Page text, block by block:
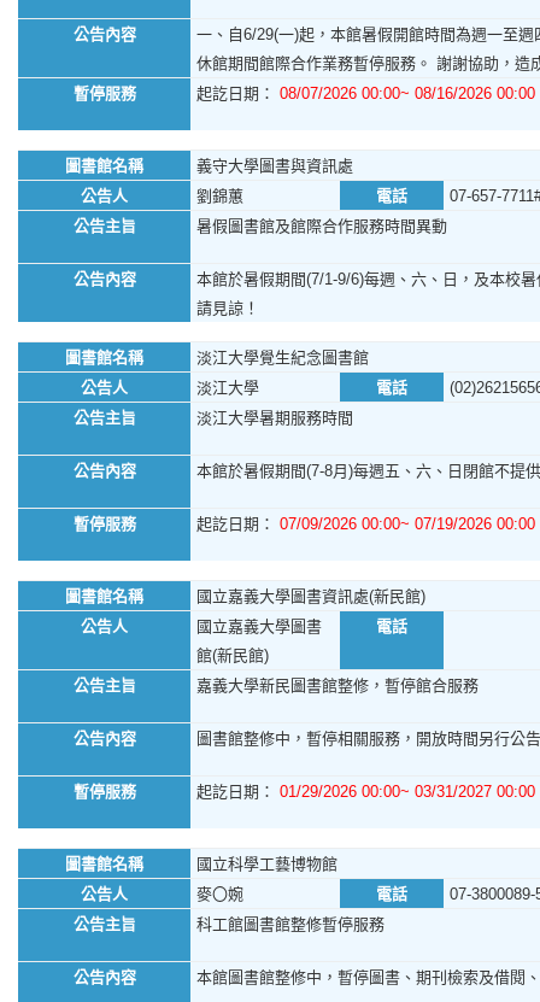
公告內容
一、自6/29(一)起，本館暑假開館時間為週一至
休館期間館際合作業務暫停服務。 謝謝協助，造
暫停服務
起訖日期： 08/07/2026 00:00~ 08/16/2026 00:00
圖書館名稱
義守大學圖書與資訊處
公告人
劉錦蕙 電話
07-657-
公告主旨
暑假圖書館及館際合作服務時間異動
公告內容
本館於暑假期間(7/1-9/6)每週、六、日，及本校
請見諒！
圖書館名稱
淡江大學覺生紀念圖書館
公告人
淡江大學 電話
公告主旨
淡江大學暑期服務時間
公告內容 本館於暑假期間(7-8月)每週五、六、日閉館不提
暫停服務 起訖日期： 07/09/2026 00:00~ 07/19/2026 00:00
圖書館名稱
國立嘉義大學圖書資訊處(新民館)
公告人
國立嘉義大學圖書
館(新民館)
電話
公告主旨 嘉義大學新民圖書館整修，暫停館合服務
公告內容 圖書館整修中，暫停相關服務，開放時間另行公
暫停服務 起訖日期： 01/29/2026 00:00~ 03/31/2027 00:00
圖書館名稱
國立科學工藝博物館
公告人
麥〇婉 電話
07-3800089-
公告主旨
科工館圖書館整修暫停服務
公告內容 本館圖書館整修中，暫停圖書、期刊檢索及借閱